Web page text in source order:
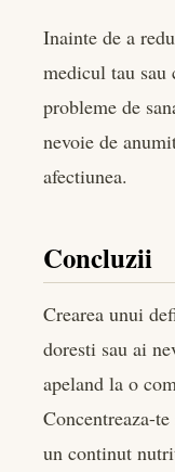
Inainte de a
medicul tau
probleme de
nevoie de
afectiunea.
Concluzii
Crearea unui
doresti sau ai
apeland la o
Concentreaza-
un continut